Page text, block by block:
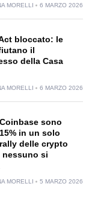
MORELLI 6 MARZO 2026
bloccato: le
il
della Casa
MORELLI 6 MARZO 2026
sono
in un solo
delle crypto
si
MORELLI 5 MARZO 2026